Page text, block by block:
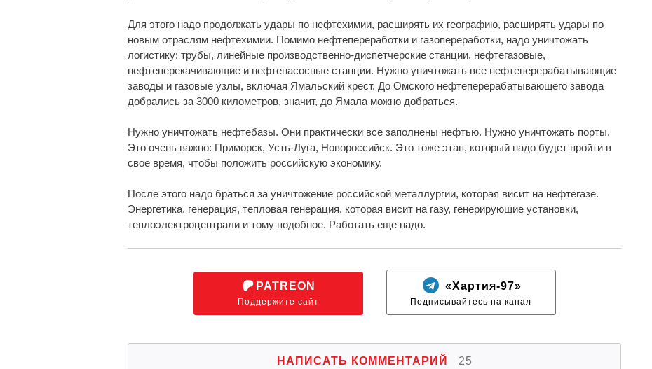
Для этого надо продолжать удары по нефтехимии, расширять их географию, расширять удары по
новым отраслям нефтехимии. Помимо нефтепереработки и газопереработки, надо уничтожать
логистику: трубы, линейные производственно-диспетчерские станции, нефтегазовые,
нефтеперекачивающие и нефтенасосные станции. Нужно уничтожать все нефтеперерабатывающие
заводы и газовые узлы, включая Ямальский крест. До Омского нефтеперерабатывающего завода
добрались за 3000 километров, значит, до Ямала можно добраться.
Нужно уничтожать нефтебазы. Они практически все заполнены нефтью. Нужно уничтожать порты.
Это очень важно: Приморск, Усть-Луга, Новороссийск. Это тоже этап, который надо будет пройти в
свое время, чтобы положить российскую экономику.
После этого надо браться за уничтожение российской металлургии, которая висит на нефтегазе.
Энергетика, генерация, тепловая генерация, которая висит на газу, генерирующие установки,
теплоэлектроцентрали и тому подобное. Работать еще надо.
PATREON
Поддержите сайт
«Хартия-97»
Подписывайтесь на канал
НАПИСАТЬ КОММЕНТАРИЙ 25